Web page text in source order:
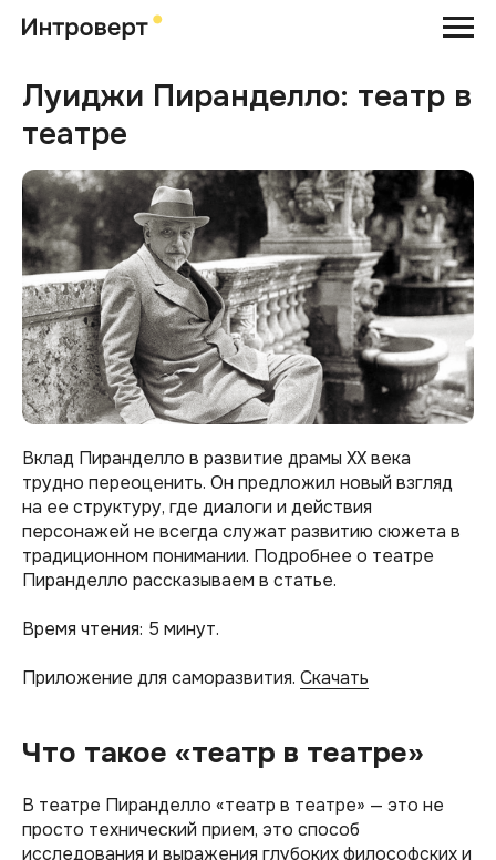
Луиджи Пиранделло: театр в
театре
Вклад Пиранделло в развитие драмы XX века
трудно переоценить. Он предложил новый взгляд
на ее структуру, где диалоги и действия
персонажей не всегда служат развитию сюжета в
традиционном понимании. Подробнее о театре
Пиранделло рассказываем в статье.
Время чтения: 5 минут.
Приложение для саморазвития. Скачать
Что такое «театр в театре»
В театре Пиранделло «театр в театре» — это не
просто технический прием, это способ
исследования и выражения глубоких философских и